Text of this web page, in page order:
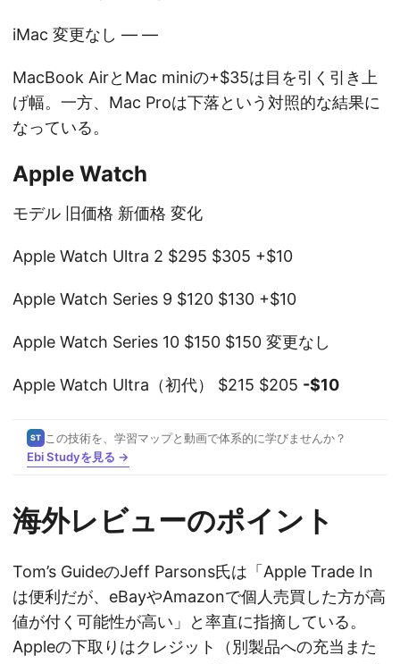
iMac 変更なし — —
MacBook AirとMac miniの+$35は目を引く引き上
げ幅。一方、Mac Proは下落という対照的な結果に
なっている。
Apple Watch
モデル 旧価格 新価格 変化
Apple Watch Ultra 2 $295 $305 +$10
Apple Watch Series 9 $120 $130 +$10
Apple Watch Series 10 $150 $150 変更なし
Apple Watch Ultra（初代） $215 $205 -$10
ST
この技術を、学習マップと動画で体系的に学びませんか？
Ebi Studyを見る →
海外レビューのポイント
Tom’s GuideのJeff Parsons氏は「Apple Trade In
は便利だが、eBayやAmazonで個人売買した方が高
値が付く可能性が高い」と率直に指摘している。
Appleの下取りはクレジット（別製品への充当また